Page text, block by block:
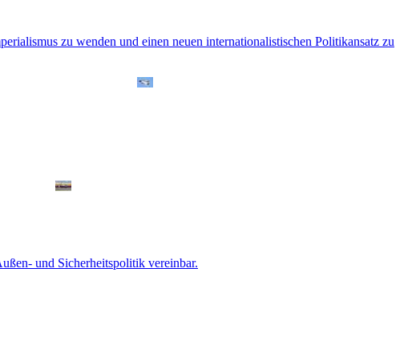
zu wenden und einen neuen internationalistischen Politikansatz zu
und Sicherheitspolitik vereinbar.